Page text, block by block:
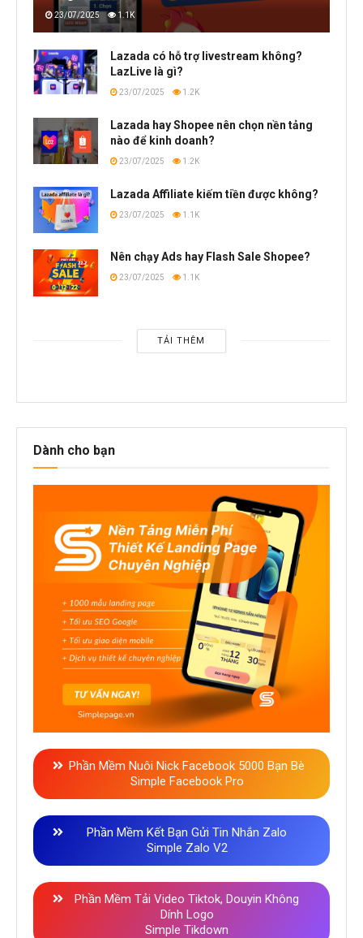
23/07/2025 1.1K
Lazada có hỗ trợ livestream không?
LazLive là gì?
23/07/2025 1.2K
Lazada hay Shopee nên chọn nền tảng
nào để kinh doanh?
23/07/2025 1.2K
Lazada Affiliate kiếm tiền được không?
23/07/2025 1.1K
Nên chạy Ads hay Flash Sale Shopee?
23/07/2025 1.1K
TẢI THÊM
Dành cho bạn
Phần Mềm Nuôi Nick Facebook 5000 Bạn Bè
Simple Facebook Pro
Phần Mềm Kết Bạn Gửi Tin Nhắn Zalo
Simple Zalo V2
Phần Mềm Tải Video Tiktok, Douyin Không
Dính Logo
Simple Tikdown